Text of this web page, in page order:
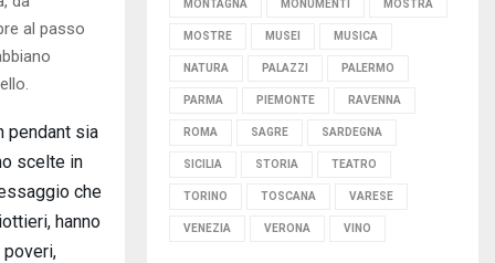
al passo
pendant sia
scelte in
che
hanno
MONTAGNA MONUMENTI MOSTRA
MOSTRE MUSEI MUSICA
NATURA PALAZZI PALERMO
PARMA PIEMONTE RAVENNA
ROMA SAGRE SARDEGNA
SICILIA STORIA TEATRO
TORINO TOSCANA VARESE
VENEZIA VERONA VINO